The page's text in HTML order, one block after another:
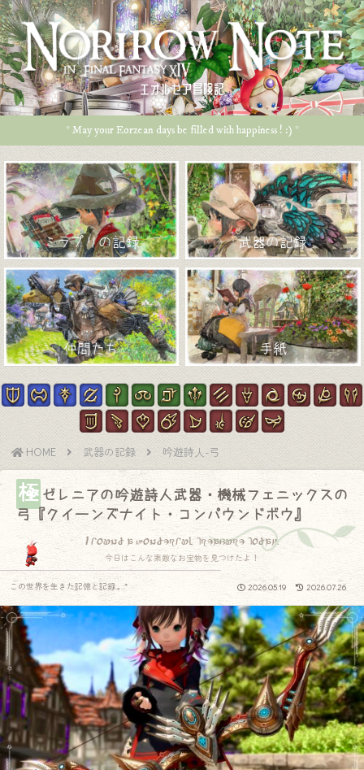
エオルゼア冒険記
* May your Eorzean days be filled with happiness ! :) *
ミラプリの記録 武器の記録
仲間たち 手紙
HOME 武器の記録 吟遊詩人-弓
極 ゼレニアの吟遊詩人武器・機械フェニックスの
弓『クイーンズナイト・コンパウンドボウ』
I found a wonderful treasure today.
今日はこんな素敵なお宝物を見つけたよ！
2026.05.19 2026.07.26
この世界を生きた記憶と記録.｡.:*